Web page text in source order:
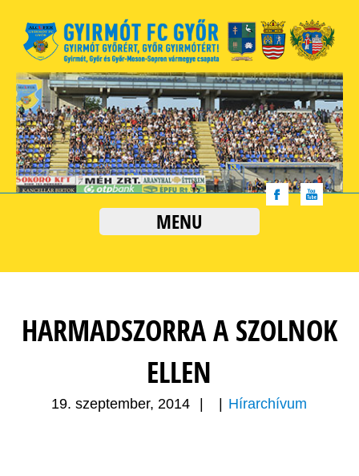
MENU
HARMADSZORRA A SZOLNOK
ELLEN
19. szeptember, 2014 Hírarchívum